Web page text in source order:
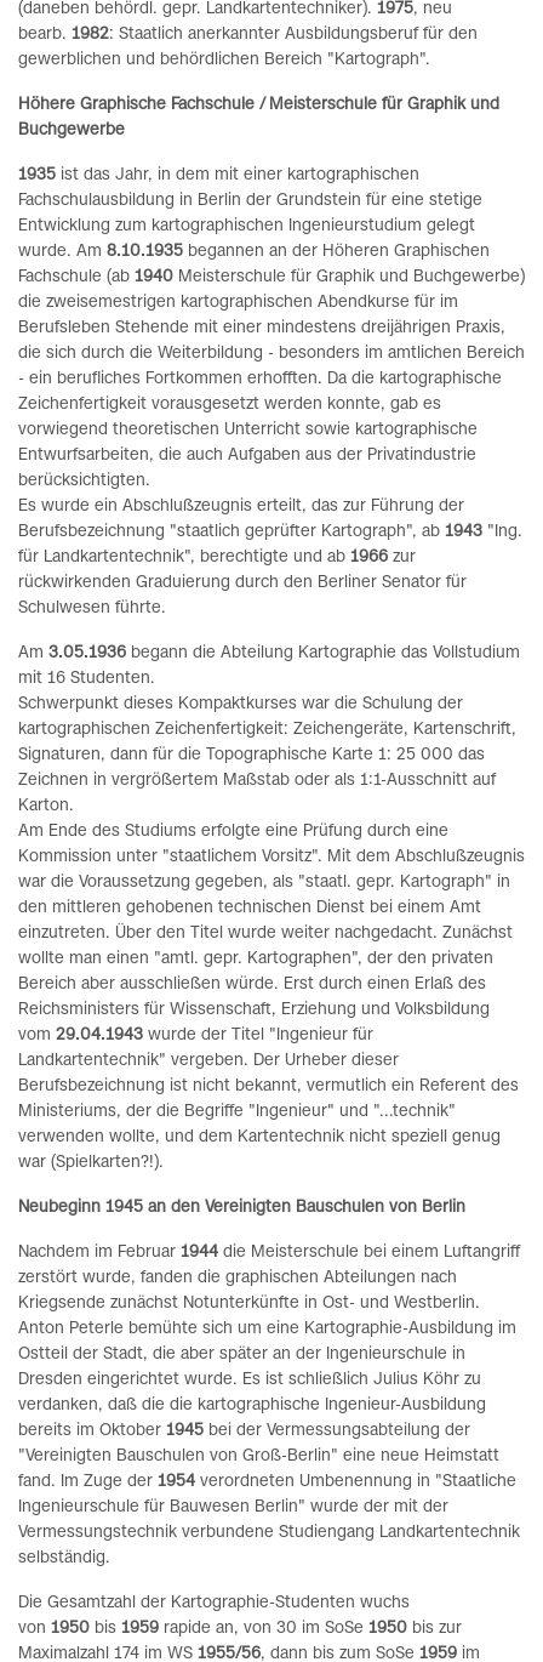
(daneben behördl. gepr. Landkartentechniker). 1975, neu
bearb. 1982: Staatlich anerkannter Ausbildungsberuf für den
gewerblichen und behördlichen Bereich "Kartograph".
Höhere Graphische Fachschule / Meisterschule für Graphik und
Buchgewerbe
1935 ist das Jahr, in dem mit einer kartographischen
Fachschulausbildung in Berlin der Grundstein für eine stetige
Entwicklung zum kartographischen Ingenieurstudium gelegt
wurde. Am 8.10.1935 begannen an der Höheren Graphischen
Fachschule (ab 1940 Meisterschule für Graphik und Buchgewerbe)
die zweisemestrigen kartographischen Abendkurse für im
Berufsleben Stehende mit einer mindestens dreijährigen Praxis,
die sich durch die Weiterbildung - besonders im amtlichen Bereich
- ein berufliches Fortkommen erhofften. Da die kartographische
Zeichenfertigkeit vorausgesetzt werden konnte, gab es
vorwiegend theoretischen Unterricht sowie kartographische
Entwurfsarbeiten, die auch Aufgaben aus der Privatindustrie
berücksichtigten.
Es wurde ein Abschlußzeugnis erteilt, das zur Führung der
Berufsbezeichnung "staatlich geprüfter Kartograph", ab 1943 "Ing.
für Landkartentechnik", berechtigte und ab 1966 zur
rückwirkenden Graduierung durch den Berliner Senator für
Schulwesen führte.
Am 3.05.1936 begann die Abteilung Kartographie das Vollstudium
mit 16 Studenten.
Schwerpunkt dieses Kompaktkurses war die Schulung der
kartographischen Zeichenfertigkeit: Zeichengeräte, Kartenschrift,
Signaturen, dann für die Topographische Karte 1: 25 000 das
Zeichnen in vergrößertem Maßstab oder als 1:1-Ausschnitt auf
Karton.
Am Ende des Studiums erfolgte eine Prüfung durch eine
Kommission unter "staatlichem Vorsitz". Mit dem Abschlußzeugnis
war die Voraussetzung gegeben, als "staatl. gepr. Kartograph" in
den mittleren gehobenen technischen Dienst bei einem Amt
einzutreten. Über den Titel wurde weiter nachgedacht. Zunächst
wollte man einen "amtl. gepr. Kartographen", der den privaten
Bereich aber ausschließen würde. Erst durch einen Erlaß des
Reichsministers für Wissenschaft, Erziehung und Volksbildung
vom 29.04.1943 wurde der Titel "Ingenieur für
Landkartentechnik" vergeben. Der Urheber dieser
Berufsbezeichnung ist nicht bekannt, vermutlich ein Referent des
Ministeriums, der die Begriffe "Ingenieur" und "...technik"
verwenden wollte, und dem Kartentechnik nicht speziell genug
war (Spielkarten?!).
Neubeginn 1945 an den Vereinigten Bauschulen von Berlin
Nachdem im Februar 1944 die Meisterschule bei einem Luftangriff
zerstört wurde, fanden die graphischen Abteilungen nach
Kriegsende zunächst Notunterkünfte in Ost- und Westberlin.
Anton Peterle bemühte sich um eine Kartographie-Ausbildung im
Ostteil der Stadt, die aber später an der Ingenieurschule in
Dresden eingerichtet wurde. Es ist schließlich Julius Köhr zu
verdanken, daß die die kartographische Ingenieur-Ausbildung
bereits im Oktober 1945 bei der Vermessungsabteilung der
"Vereinigten Bauschulen von Groß-Berlin" eine neue Heimstatt
fand. Im Zuge der 1954 verordneten Umbenennung in "Staatliche
Ingenieurschule für Bauwesen Berlin" wurde der mit der
Vermessungstechnik verbundene Studiengang Landkartentechnik
selbständig.
Die Gesamtzahl der Kartographie-Studenten wuchs
von 1950 bis 1959 rapide an, von 30 im SoSe 1950 bis zur
Maximalzahl 174 im WS 1955/56, dann bis zum SoSe 1959 im